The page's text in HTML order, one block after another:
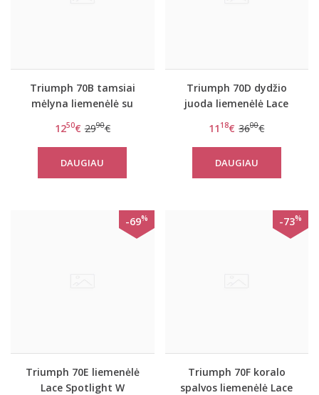
Triumph 70B tamsiai
mėlyna liemenėlė su
1250€ 2990€
DAUGIAU
Triumph 70D dydžio
juoda liemenėlė Lace
11 18€ 3600€
DAUGIAU
-69%
Triumph 70E liemenėlė
Lace Spotlight W
-73%
Triumph 70F koralo
spalvos liemenėlė Lace